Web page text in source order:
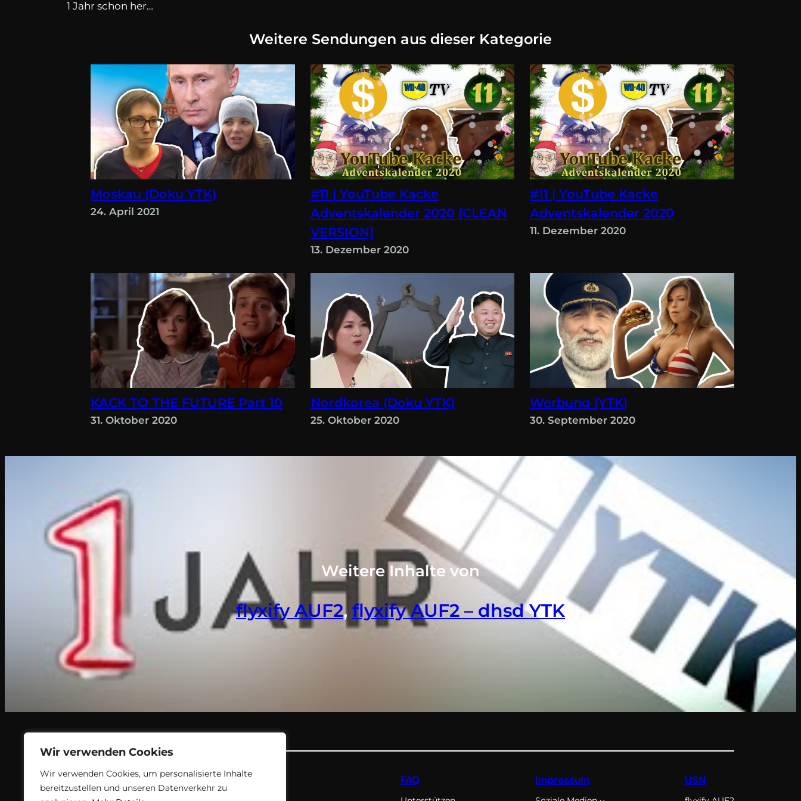
Wir verwenden Cookies
Wir verwenden Cookies, um personalisierte Inhalte
bereitzustellen und unseren Datenverkehr zu
1 Jahr schon her…
Weitere Sendungen aus dieser Kategorie
Moskau (Doku YTK)
24. April 2021
#11 | YouTube Kacke
Adventskalender 2020 [CLEAN
VERSION]
13. Dezember 2020
#11 | YouTube Kacke
Adventskalender 2020
11. Dezember 2020
KACK TO THE FUTURE Part 10
31. Oktober 2020
Nordkorea (Doku YTK)
25. Oktober 2020
Werbung (YTK)
30. September 2020
Weitere Inhalte von
flyxify AUF2, flyxify AUF2 – dhsd YTK
FAQ Impressum USN